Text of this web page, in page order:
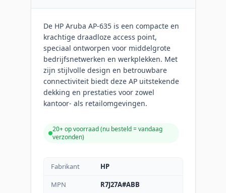
De HP Aruba AP-635 is een compacte en
krachtige draadloze access point,
speciaal ontworpen voor middelgrote
bedrijfsnetwerken en werkplekken. Met
zijn stijlvolle design en betrouwbare
connectiviteit biedt deze AP uitstekende
dekking en prestaties voor zowel
kantoor- als retailomgevingen.
20+ op voorraad (nu besteld = vandaag
verzonden)
Fabrikant
HP
MPN
R7J27A#ABB